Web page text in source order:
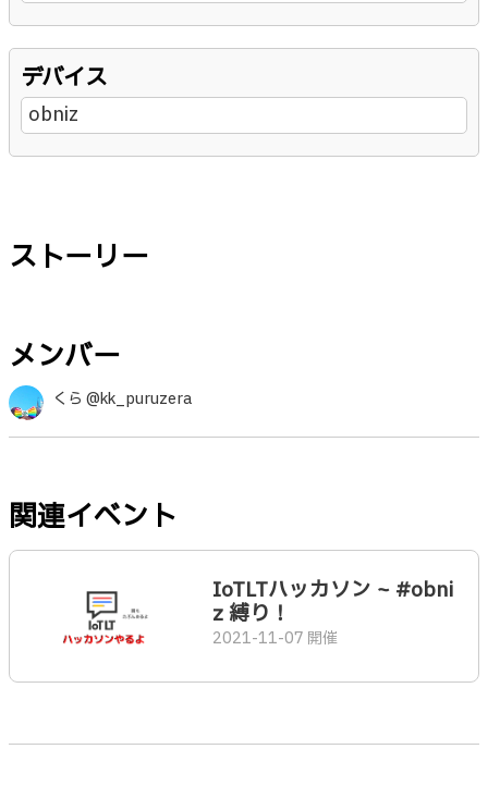
デバイス
obniz
ストーリー
メンバー
くら @kk_puruzera
関連イベント
IoTLTハッカソン ~ #obni
z 縛り！
2021-11-07 開催